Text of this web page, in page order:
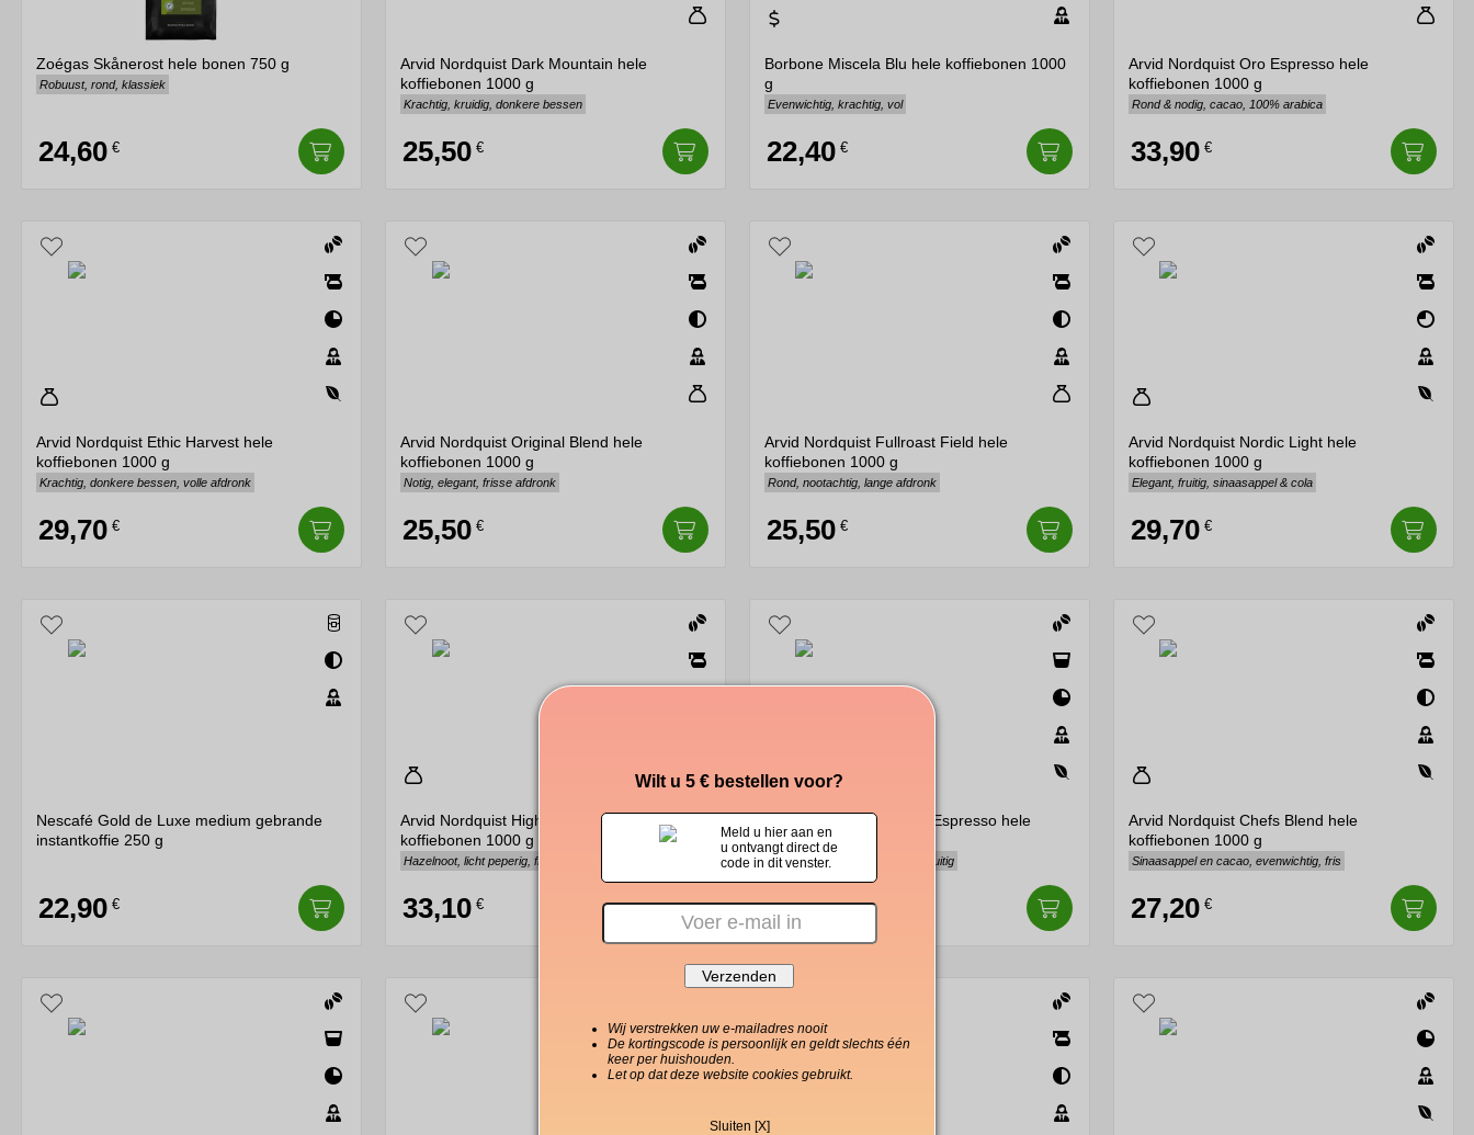
Zoégas Skånerost hele bonen 750 g
Robuust, rond, klassiek
24,60 €
Arvid Nordquist Dark Mountain hele
koffiebonen 1000 g
Krachtig, kruidig, donkere bessen
25,50 €
Borbone Miscela Blu hele koffiebonen 1000
g
Evenwichtig, krachtig, vol
22,40 €
Arvid Nordquist Oro Espresso hele
koffiebonen 1000 g
Rond & nodig, cacao, 100% arabica
33,90 €
Arvid Nordquist Ethic Harvest hele
koffiebonen 1000 g
Krachtig, donkere bessen, volle afdronk
29,70 €
Arvid Nordquist Original Blend hele
koffiebonen 1000 g
Notig, elegant, frisse afdronk
25,50 €
Arvid Nordquist Fullroast Field hele
koffiebonen 1000 g
Rond, nootachtig, lange afdronk
25,50 €
Arvid Nordquist Nordic Light hele
koffiebonen 1000 g
Elegant, fruitig, sinaasappel & cola
29,70 €
Nescafé Gold de Luxe medium gebrande
instantkoffie 250 g
22,90 €
Arvid Nordquist Highland Nature hele
koffiebonen 1000 g
Hazelnoot, licht peperig, fruitige afdronk
33,10 €
Arvid Nordquist Sincero Espresso hele
koffiebonen 1000 g
Intensief, evenwichtig, subtiel fruitig
33,90€
Arvid Nordquist Chefs Blend hele
koffiebonen 1000 g
Sinaasappel en cacao, evenwichtig, fris
27,20 €
Wilt u 5 € bestellen voor?
Meld u hier aan en
u ontvangt direct de
code in dit venster.
Wij verstrekken uw e-mailadres nooit
De kortingscode is persoonlijk en geldt slechts één
keer per huishouden.
Let op dat deze website cookies gebruikt.
Sluiten [X]